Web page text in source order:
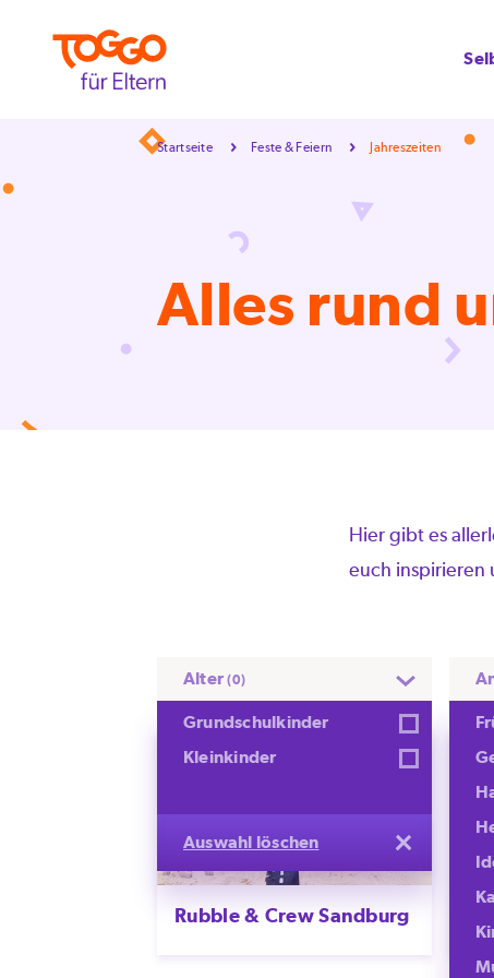
Startseite Feste & Feiern Jahreszeiten
Alles rund
Hier gibt es
euch inspirieren
Alter(0)
Grundschulkinder
Kleinkinder
Auswahl löschen
Rubble & Crew Sandburg